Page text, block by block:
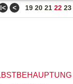
ǀ< < 19 20 21 22 23
HTTP